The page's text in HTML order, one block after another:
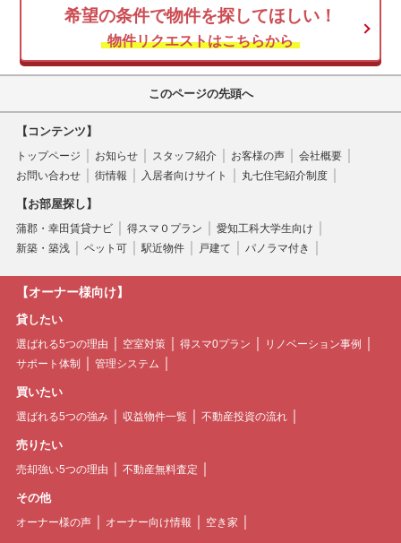
空き家
希望の条件で物件を探してほしい！
物件リクエストはこちらから
このページの先頭へ
【コンテンツ】
トップページ お知らせ スタッフ紹介 お客様の声
会社概要
お問い合わせ
街情報 入居者向けサイト 丸七住宅紹介制度
【お部屋探し】
蒲郡・幸田賃貸ナビ 得スマ０プラン
愛知工科大学生向け
新築・築浅
ペット可 駅近物件 戸建て パノラマ付き
【オーナー様向け】
貸したい
選ばれる5つの理由 空室対策 得スマ0プラン
リノベーション事例
サポート体制
管理システム
買いたい
選ばれる5つの強み 収益物件一覧 不動産投資の流れ
売りたい
売却強い5つの理由 不動産無料査定
その他
オーナー様の声 オーナー向け情報 空き家